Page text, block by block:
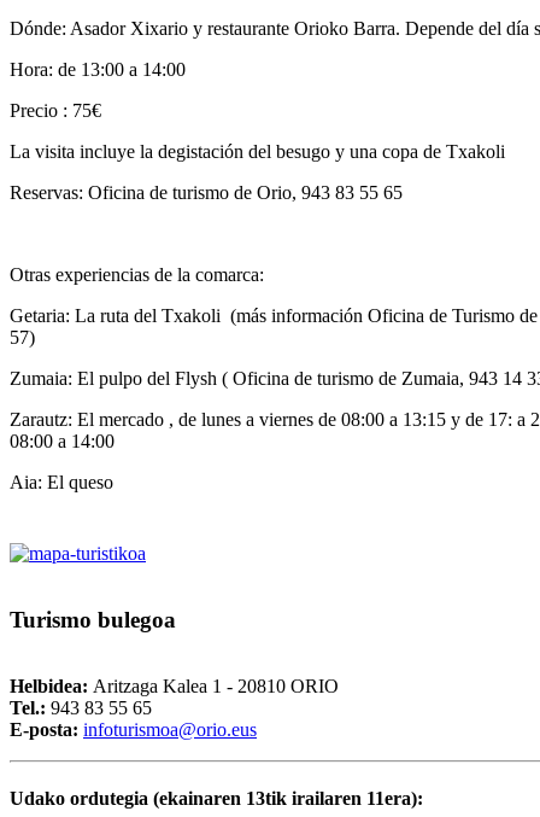
Dónde: Asador Xixario y restaurante Orioko Barra. Depende del día
Hora: de 13:00 a 14:00
Precio : 75€
La visita incluye la degistación del besugo y una copa de Txakoli
Reservas: Oficina de turismo de Orio, 943 83 55 65
Otras experiencias de la comarca:
Getaria: La ruta del Txakoli (más información Oficina de Turismo
57)
Zumaia: El pulpo del Flysh ( Oficina de turismo de Zumaia, 943 14
Zarautz: El mercado , de lunes a viernes de 08:00 a 13:15 y de 17: a
08:00 a 14:00
Aia: El queso
Turismo bulegoa
Helbidea: Aritzaga Kalea 1 - 20810 ORIO
Tel.: 943 83 55 65
E-posta: infoturismoa@orio.eus
Udako ordutegia (ekainaren 13tik irailaren 11era):